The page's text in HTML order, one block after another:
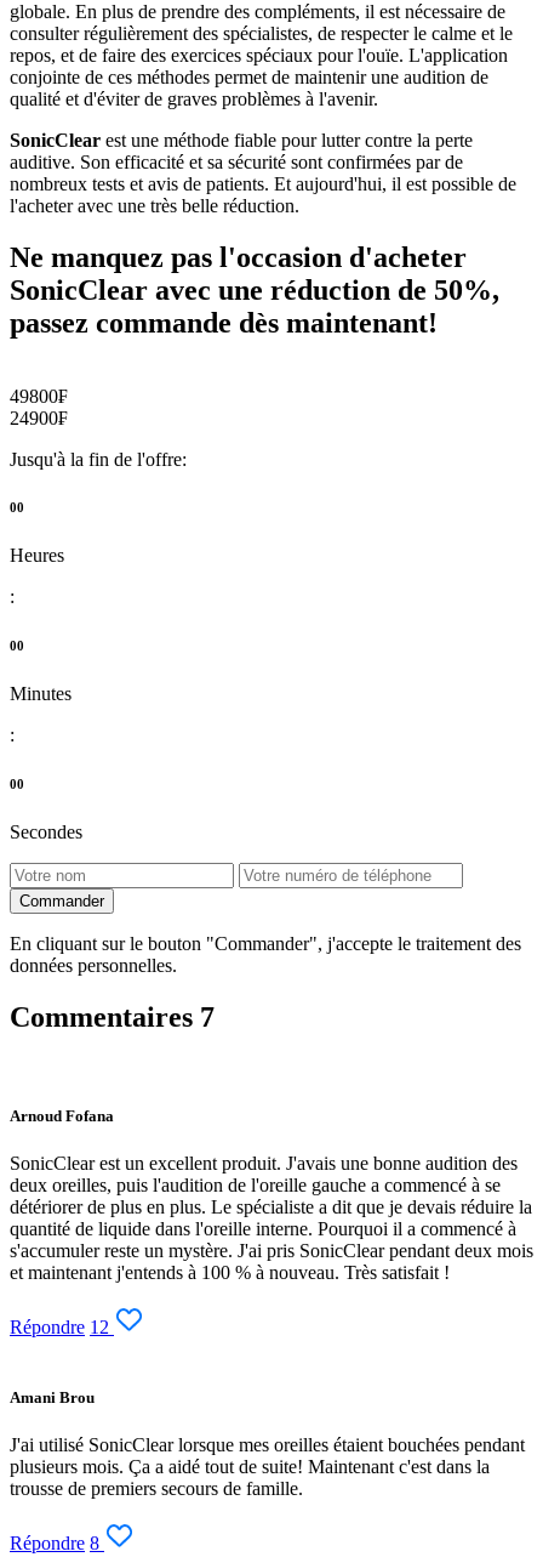
globale. En plus de prendre des compléments, il est nécessaire de
consulter régulièrement des spécialistes, de respecter le calme et le
repos, et de faire des exercices spéciaux pour l'ouïe. L'application
conjointe de ces méthodes permet de maintenir une audition de
qualité et d'éviter de graves problèmes à l'avenir.
SonicClear est une méthode fiable pour lutter contre la perte
auditive. Son efficacité et sa sécurité sont confirmées par de
nombreux tests et avis de patients. Et aujourd'hui, il est possible de
l'acheter avec une très belle réduction.
Ne manquez pas l'occasion d'acheter
SonicClear avec une réduction de 50%,
passez commande dès maintenant!
49800₣
24900₣
Jusqu'à la fin de l'offre:
00
Heures
:
00
Minutes
:
00
Secondes
Commander
En cliquant sur le bouton "Commander", j'accepte le traitement des
données personnelles.
Commentaires 7
Arnoud Fofana
SonicClear est un excellent produit. J'avais une bonne audition des
deux oreilles, puis l'audition de l'oreille gauche a commencé à se
détériorer de plus en plus. Le spécialiste a dit que je devais réduire la
quantité de liquide dans l'oreille interne. Pourquoi il a commencé à
s'accumuler reste un mystère. J'ai pris SonicClear pendant deux mois
et maintenant j'entends à 100 % à nouveau. Très satisfait !
Répondre 12
Amani Brou
J'ai utilisé SonicClear lorsque mes oreilles étaient bouchées pendant
plusieurs mois. Ça a aidé tout de suite! Maintenant c'est dans la
trousse de premiers secours de famille.
Répondre 8